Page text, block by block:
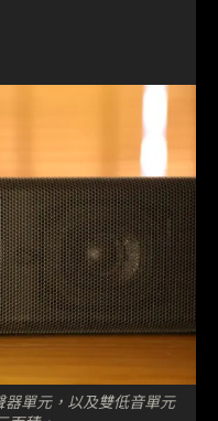
單元，以及雙低音單元